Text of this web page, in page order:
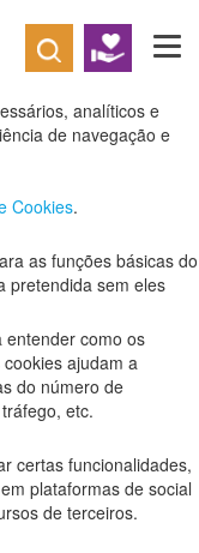
de cookies
analíticos e
de navegação e
Cookies.
as funções básicas do
pretendida sem eles
entender como os
ajudam a
do número de
etc.
certas funcionalidades,
plataformas de social
de terceiros.